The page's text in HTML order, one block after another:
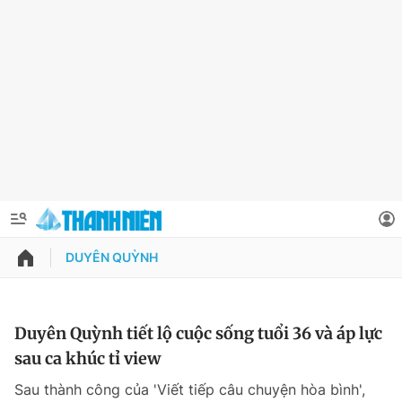
QUẢNG CÁO
Thông tin tài khoản
Đổi mật khẩu
DUYÊN QUỲNH
Duyên Quỳnh tiết lộ cuộc sống tuổi 36 và áp lực
sau ca khúc tỉ view
Sau thành công của 'Viết tiếp câu chuyện hòa bình',